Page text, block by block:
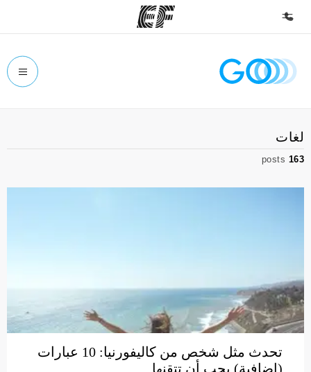
الصفحة الرئيسية
شاهد كل ما نقوم به
مكاتب
أعثر على مكتب قريب منك
إنضم إلى الفريق
لغات
163
posts
تحدث مثل شخص من كاليفورنيا: 10 عبارات
(إضافية) يجب أن تتقنها